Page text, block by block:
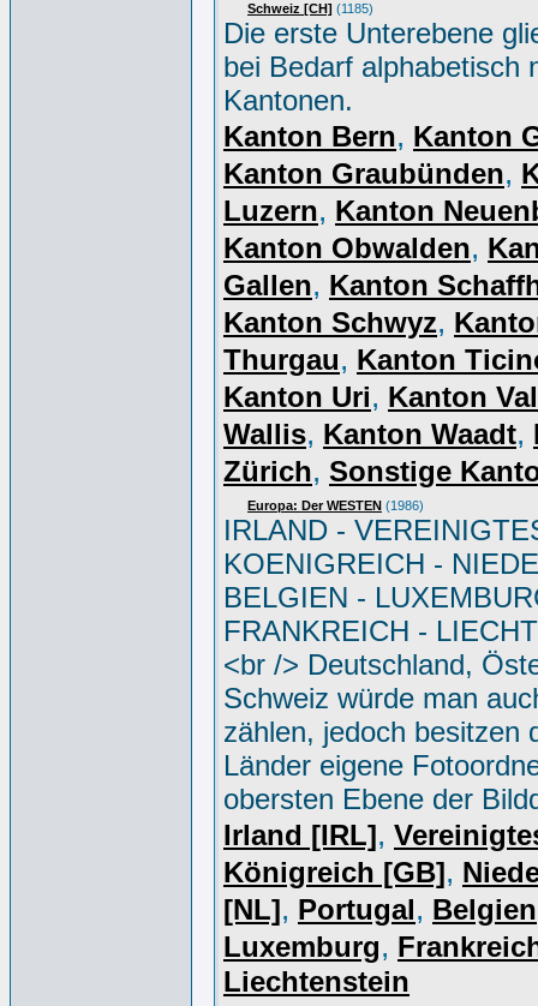
Schweiz [CH] (1185)
Die erste Unterebene
bei Bedarf alphabetisch
Kantonen.
Kanton Bern, Kanton
Kanton Graubünden,
Luzern, Kanton
Kanton Obwalden,
Gallen, Kanton
Kanton Schwyz,
Thurgau, Kanton
Kanton Uri, Kanton
Wallis, Kanton Waadt,
Zürich, Sonstige
Europa: Der WESTEN (1986)
IRLAND -
KOENIGREICH -
BELGIEN -
FRANKREICH -
<br /> Deutschland,
Schweiz würde man
zählen, jedoch besitzen
Länder eigene
obersten Ebene der
Irland [IRL],
Königreich [GB],
[NL], Portugal, Belgien
Luxemburg,
Liechtenstein